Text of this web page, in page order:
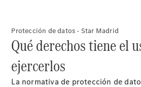
Star
Madrid.
Quienes
Por qué
Star
Protección de datos - Star Madrid
Qué derechos tiene el
ejercerlos
La normativa de protección de